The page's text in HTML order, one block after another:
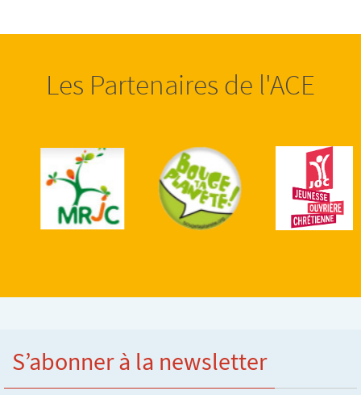
Les Partenaires de l'ACE
S’abonner à la newsletter